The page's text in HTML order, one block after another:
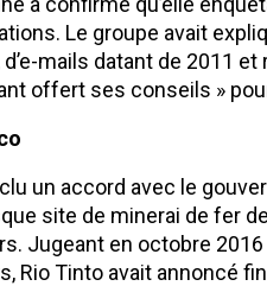
Le groupe avait
mails datant de 2011
offert ses conseils »
un accord avec le
site de minerai de fer
Jugeant en octobre
Rio Tinto avait annoncé